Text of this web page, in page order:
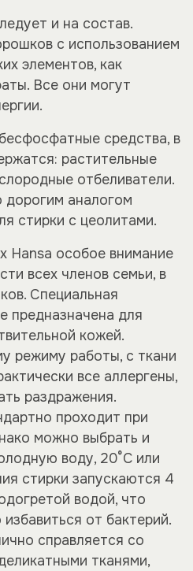
и на состав.
с использованием
элементов, как
Все они могут
средства, в
растительные
отбеливатели.
дорогим аналогом
стирки с цеолитами.
Hansa особое внимание
всех членов семьи, в
Специальная
предназначена для
кожей.
режиму работы, с ткани
все аллергены,
раздражения.
проходит при
можно выбрать и
воду, 20°C или
стирки запускаются 4
водой, что
от бактерий.
справляется со
тканями,